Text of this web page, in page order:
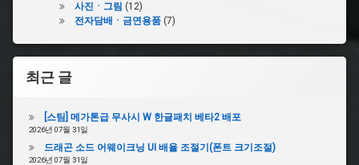
#
게
앤
워
마
사진ㆍ그림 (12)
전자담배ㆍ금연용품(7)
최근 글
[스팀] 메가톤급 무사시 W 한글패치 베타2 배포
2026년 07월 31일
드래곤 소드 어웨이크닝 UI 배율 조절기(폰트 크기조절)
2026년 07월 31일